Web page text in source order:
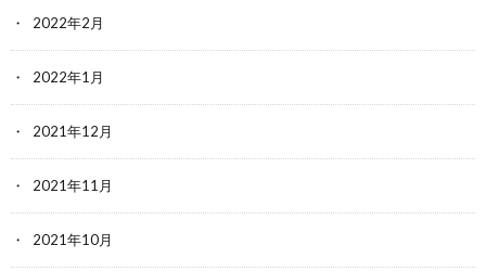
2022年2月
2022年1月
2021年12月
2021年11月
2021年10月